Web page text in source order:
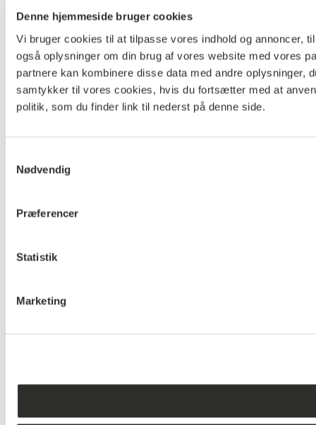
Denne hjemmeside bruger cookies
Vi bruger cookies til at tilpasse vores indhold og annoncer,
også oplysninger om din brug af vores website med vores
partnere kan kombinere disse data med andre oplysninger,
samtykker til vores cookies, hvis du fortsætter med at
politik, som du finder link til nederst på denne side.
Nødvendig
Præferencer
Statistik
Marketing